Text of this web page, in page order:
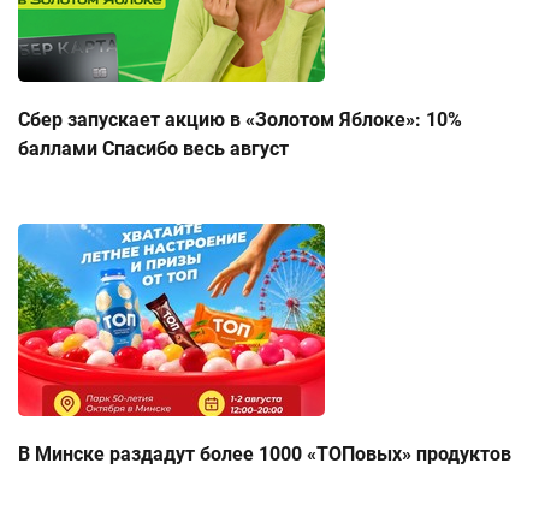
Сбер запускает акцию в «Золотом Яблоке»: 10%
баллами Спасибо весь август
В Минске раздадут более 1000 «ТОПовых» продуктов